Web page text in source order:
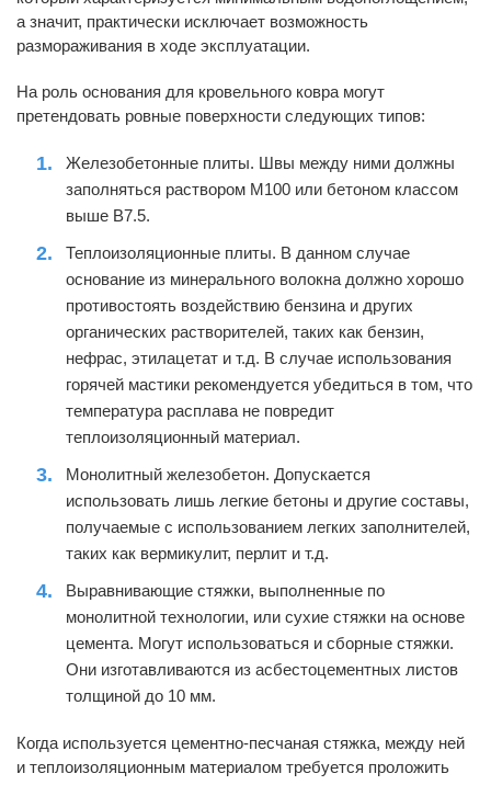
а значит, практически исключает возможность
размораживания в ходе эксплуатации.
На роль основания для кровельного ковра могут
претендовать ровные поверхности следующих типов:
Железобетонные плиты. Швы между ними должны
заполняться раствором М100 или бетоном классом
выше В7.5.
Теплоизоляционные плиты. В данном случае
основание из минерального волокна должно хорошо
противостоять воздействию бензина и других
органических растворителей, таких как бензин,
нефрас, этилацетат и т.д. В случае использования
горячей мастики рекомендуется убедиться в том, что
температура расплава не повредит
теплоизоляционный материал.
Монолитный железобетон. Допускается
использовать лишь легкие бетоны и другие составы,
получаемые с использованием легких заполнителей,
таких как вермикулит, перлит и т.д.
Выравнивающие стяжки, выполненные по
монолитной технологии, или сухие стяжки на основе
цемента. Могут использоваться и сборные стяжки.
Они изготавливаются из асбестоцементных листов
толщиной до 10 мм.
Когда используется цементно-песчаная стяжка, между ней
и теплоизоляционным материалом требуется проложить